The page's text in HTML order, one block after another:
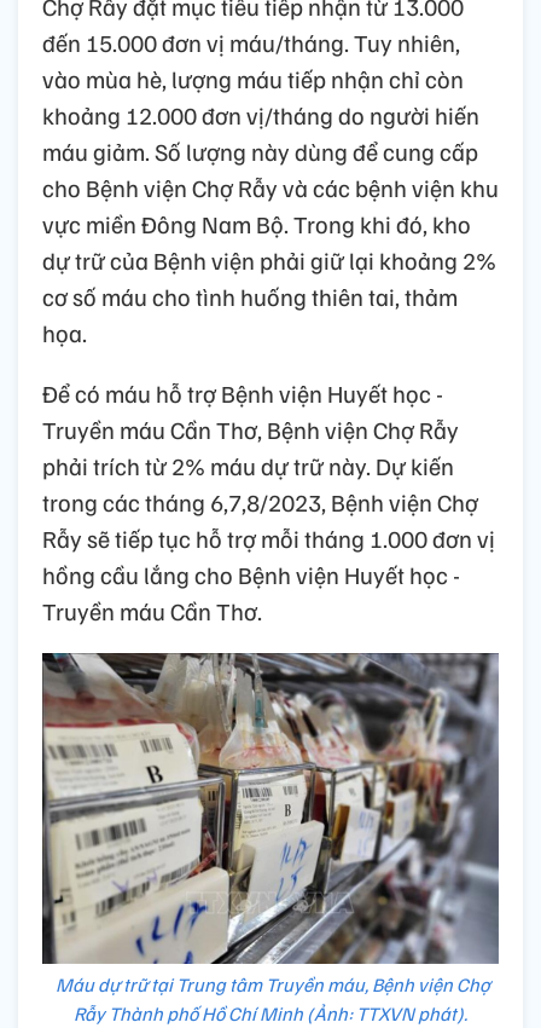
đến 15.000 đơn vị máu/tháng. Tuy nhiên,
vào mùa hè, lượng máu tiếp nhận chỉ còn
khoảng 12.000 đơn vị/tháng do người hiến
máu giảm. Số lượng này dùng để cung cấp
cho Bệnh viện Chợ Rẫy và các bệnh viện khu
vực miền Đông Nam Bộ. Trong khi đó, kho
dự trữ của Bệnh viện phải giữ lại khoảng 2%
cơ số máu cho tình huống thiên tai, thảm
họa.
Để có máu hỗ trợ Bệnh viện Huyết học -
Truyền máu Cần Thơ, Bệnh viện Chợ Rẫy
phải trích từ 2% máu dự trữ này. Dự kiến
trong các tháng 6,7,8/2023, Bệnh viện Chợ
Rẫy sẽ tiếp tục hỗ trợ mỗi tháng 1.000 đơn vị
hồng cầu lắng cho Bệnh viện Huyết học -
Truyền máu Cần Thơ.
Máu dự trữ tại Trung tâm Truyền máu, Bệnh viện Chợ
Rẫy Thành phố Hồ Chí Minh (Ảnh: TTXVN phát).